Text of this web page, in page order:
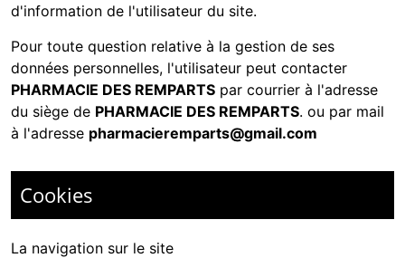
d'information de l'utilisateur du site.
Pour toute question relative à la gestion de ses
données personnelles, l'utilisateur peut contacter
PHARMACIE DES REMPARTS par courrier à l'adresse
du siège de PHARMACIE DES REMPARTS. ou par mail
à l'adresse pharmacieremparts@gmail.com
Cookies
La navigation sur le site